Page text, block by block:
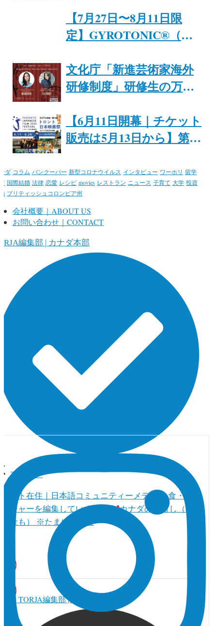
催｜ジャパンファウンデ
ーション・トロント
【7月27日〜8月11日限
定】GYROTONIC®︎（ジ
イベートセッション
文化庁「新進芸術家海外
研修制度」研修生の万里
8日にトロントで特別イ
ベント「Japan + Canada
開催
【6月11日開幕｜チケット
販売は5月13日から】第15
カナダ日系文化会館
ダ コラム バンクーバー 新型コロナウイルス インタビュー ワーホリ 留学
国際結婚 法律 恋愛 レシピ movies レストラン ニュース 子育て 大学 投資
ブリティッシュコロンビア州
会社概要｜ABOUT US
お問い合わせ｜CONTACT
編集部 | カナダ本部
フォロー
ント在住｜日本語コミュニティーメディア 食・人・
チャーを編集しています。
カナダの暮らし（教育
お金も） ※たまに真面目
TORJA編集部 | カナダ本部